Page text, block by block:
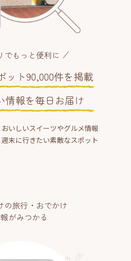
でもっと便利に
ット90,000件を掲載
情報を毎日お届け
いしいスイーツやグルメ情報
末に行きたい素敵なスポット
の旅行・おでかけ
がみつかる